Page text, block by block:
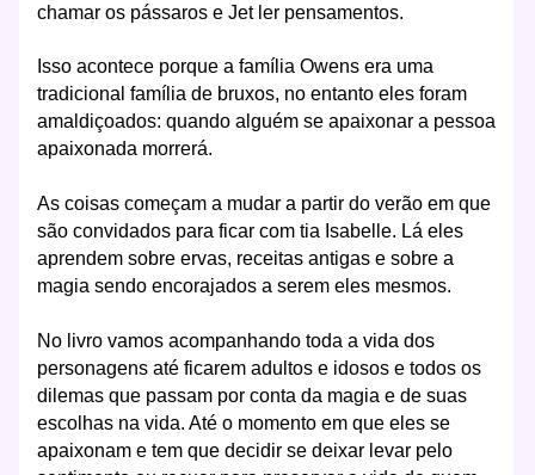
chamar os pássaros e Jet ler pensamentos.
Isso acontece porque a família Owens era uma
tradicional família de bruxos, no entanto eles foram
amaldiçoados: quando alguém se apaixonar a pessoa
apaixonada morrerá.
As coisas começam a mudar a partir do verão em que
são convidados para ficar com tia Isabelle. Lá eles
aprendem sobre ervas, receitas antigas e sobre a
magia sendo encorajados a serem eles mesmos.
No livro vamos acompanhando toda a vida dos
personagens até ficarem adultos e idosos e todos os
dilemas que passam por conta da magia e de suas
escolhas na vida. Até o momento em que eles se
apaixonam e tem que decidir se deixar levar pelo